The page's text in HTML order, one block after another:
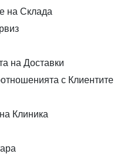
на Склада
на Доставки
с Клиентите
Клиника